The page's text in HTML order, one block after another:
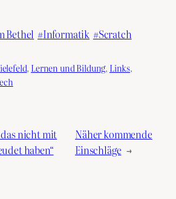
Bethel Informatik Scratch
, Lernen und Bildung, Links
nicht mit
haben“
Näher kommende
Einschläge →